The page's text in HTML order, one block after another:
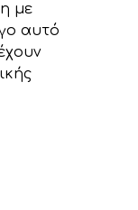
με
αυτό